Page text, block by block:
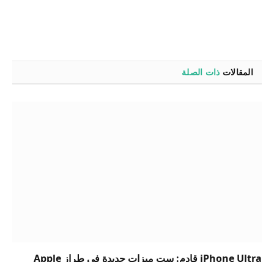
المقالات ذات الصلة
iPhone Ultra قادم: ست ميزات جديدة في طراز Apple